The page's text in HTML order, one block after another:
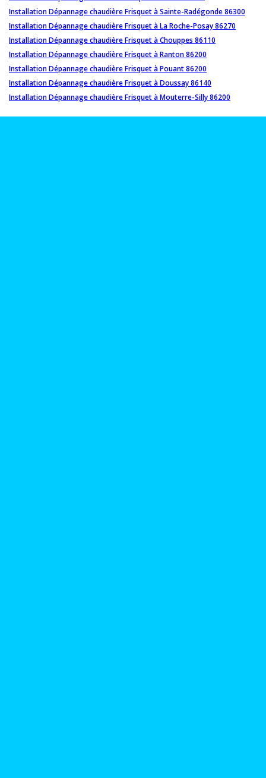
Installation Dépannage chaudière Frisquet à Sainte-Radégonde 86300
Installation Dépannage chaudière Frisquet à La Roche-Posay 86270
Installation Dépannage chaudière Frisquet à Chouppes 86110
Installation Dépannage chaudière Frisquet à Ranton 86200
Installation Dépannage chaudière Frisquet à Pouant 86200
Installation Dépannage chaudière Frisquet à Doussay 86140
Installation Dépannage chaudière Frisquet à Mouterre-Silly 86200